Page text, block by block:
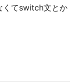
くてswitch文とか